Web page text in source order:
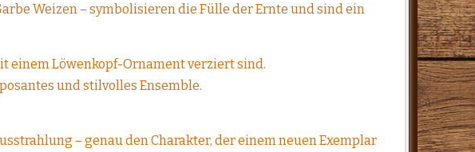
Weizen – symbolisieren die Fülle der Ernte und sind ein
einem Löwenkopf-Ornament verziert sind.
und stilvolles Ensemble.
– genau den Charakter, der einem neuen Exemplar